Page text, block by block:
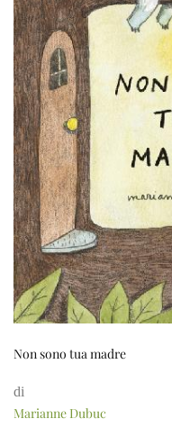
Non sono tua madre
di
Marianne Dubuc